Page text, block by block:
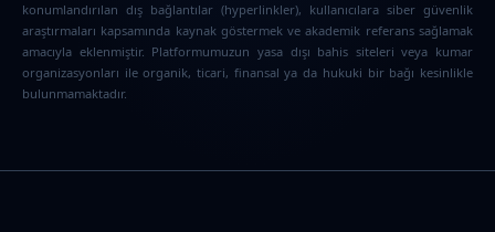
konumlandırılan dış bağlantılar (hyperlinkler), kullanıcılara siber güvenlik
araştırmaları kapsamında kaynak göstermek ve akademik referans sağlamak
amacıyla eklenmiştir. Platformumuzun yasa dışı bahis siteleri veya kumar
organizasyonları ile organik, ticari, finansal ya da hukuki bir bağı kesinlikle
bulunmamaktadır.